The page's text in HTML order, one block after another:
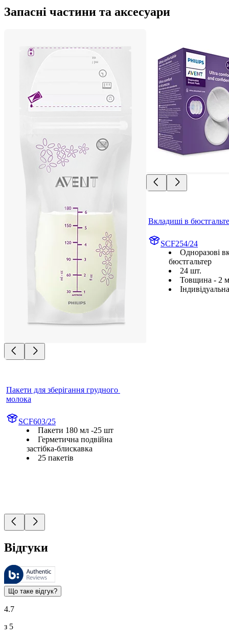
Запасні частини та аксесуари
Пакети для зберігання грудного
молока
SCF603/25
Пакети 180 мл -25 шт
Герметична подвійна
застібка-блискавка
25 пакетів
Вкладиші в
SCF254/24
Одноразові
бюстгальтер
24 шт.
Товщина - 2
Відгуки
Цими відгуками керує компанія Bazaarvoice і вони
Оцінки клієнтів у вигляді відгуку та зірочок корисні для
Що таке відгук?
4.7
з 5